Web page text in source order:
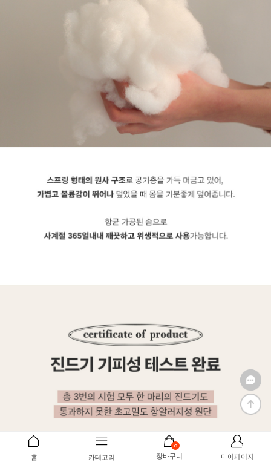
홈 카테고리
0
장바구니 마이페이지